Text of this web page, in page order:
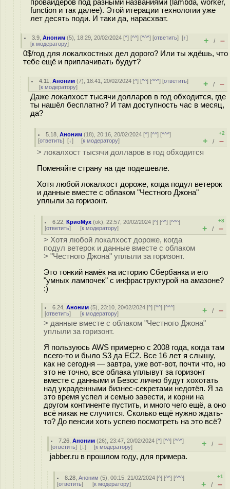
провайдеров под разными названиями (lambda, worker,
function и так далее). Этой итерации технологии уже
лет десять поди. И таки да, нарасхват.
3.9 ,Аноним (5), 18:29, 20/02/2024 [^] [^^] [^^^] [ответить][↑]
[к модератору] + / –
0$/год для локалхостных дел дорого? Или ты ждёшь, что
тебе ещё и приплачивать будут?
4.11 ,Аноним (7), 18:41, 20/02/2024 [^] [^^] [^^^] [ответить]
[к модератору] + / –
Даже локалхост тысячи долларов в год обходится, где
ты нашёл бесплатно? И там доступность час в месяц,
да?
5.18 ,Аноним (18), 20:16, 20/02/2024 [^] [^^] [^^^]
[ответить] [↓] [к модератору]
+2
+ / –
> локалхост тысячи долларов в год обходится
Поменяйте страну на где подешевле.
Хотя любой локалхост дороже, когда подул ветерок
и данные вместе с облаком "Честного Джона"
уплыли за горизонт.
6.22 ,КриоМух (ok), 22:57, 20/02/2024 [^] [^^] [^^^]
[ответить] [к модератору]
+8
+ / –
> Хотя любой локалхост дороже, когда
подул ветерок и данные вместе с облаком
> "Честного Джона" уплыли за горизонт.
Это тонкий намёк на историю Сбербанка и его
"умных лампочек" с инфраструктурой на амазоне?
:)
6.24 ,Аноним (5), 23:10, 20/02/2024 [^] [^^] [^^^]
[ответить] [к модератору] + / –
> данные вместе с облаком "Честного Джона"
уплыли за горизонт.
Я пользуюсь AWS примерно с 2008 года, когда там
всего-то и было S3 да EC2. Все 16 лет я слышу,
как не сегодня — завтра, уже вот-вот, почти что, но
это не точно, все облака уплывут за горизонт
вместе с данными и Безос лично будут хохотать
над украденными бизнес-секретами недотёп. Я за
это время успел и семью завести, и корни на
другом континенте пустить, и много чего ещё, а оно
всё никак не случится. Сколько ещё нужно ждать-
то? До пенсии хоть успею посмотреть на это всё?
7.26 ,Аноним (26), 23:47, 20/02/2024 [^] [^^] [^^^]
[ответить] [↓] [к модератору] + / –
jabber.ru в прошлом году, для примера.
8.28 ,Аноним (5), 00:15, 21/02/2024 [^] [^^] [^^^]
[ответить] [к модератору]
+1
+ / –